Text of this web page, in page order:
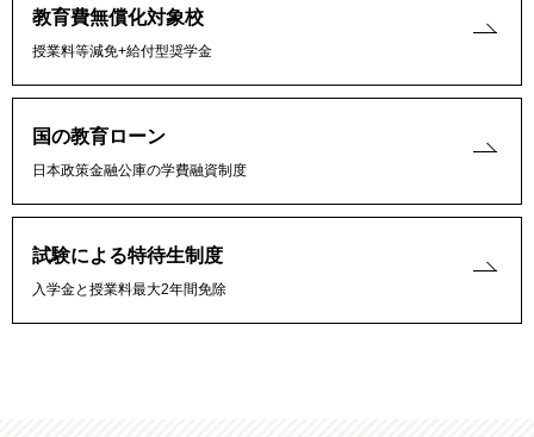
教育費無償化対象校
授業料等減免+給付型奨学金
国の教育ローン
日本政策金融公庫の学費融資制度
試験による特待生制度
入学金と授業料最大2年間免除